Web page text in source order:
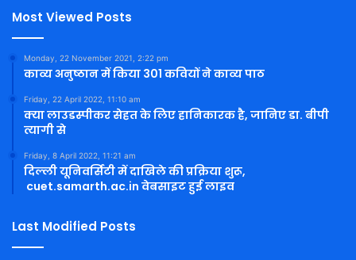
Most Viewed Posts
Monday, 22 November 2021, 2:22 pm
काव्य अनुष्ठान में किया 301 कवियों ने काव्य पाठ
Friday, 22 April 2022, 11:10 am
क्या लाउडस्पीकर सेहत के लिए हानिकारक है, जानिए डा. बीपी
त्यागी से
Friday, 8 April 2022, 11:21 am
दिल्ली यूनिवर्सिटी में दाखिले की प्रक्रिया शुरू,
cuet.samarth.ac.in वेबसाइट हुई लाइव
Last Modified Posts